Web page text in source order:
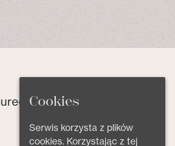
Cookies
Serwis korzysta z plików
cookies. Korzystając z tej